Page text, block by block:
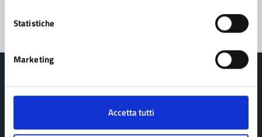
Statistiche
Marketing
Accetta tutti
Comune di Pavullo nel Frignano